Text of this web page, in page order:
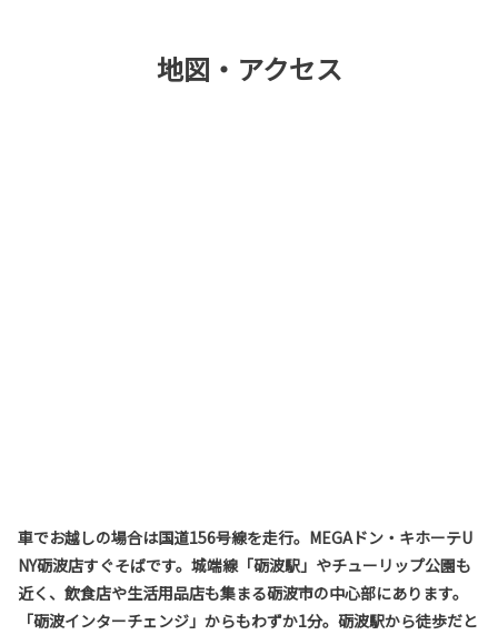
地図・アクセス
車でお越しの場合は国道156号線を走行。MEGAドン・キホーテU
NY砺波店すぐそばです。城端線「砺波駅」やチューリップ公園も
近く、飲食店や生活用品店も集まる砺波市の中心部にあります。
「砺波インターチェンジ」からもわずか1分。砺波駅から徒歩だと